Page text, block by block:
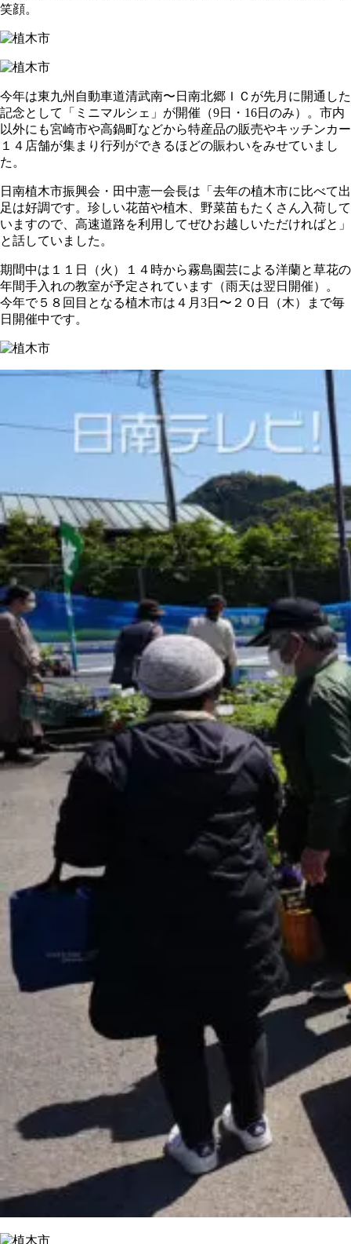
笑顔。
今年は東九州自動車道清武南〜日南北郷ＩＣが先月に開通した
記念として「ミニマルシェ」が開催（9日・16日のみ）。市内
以外にも宮崎市や高鍋町などから特産品の販売やキッチンカー
１４店舗が集まり行列ができるほどの賑わいをみせていまし
た。
日南植木市振興会・田中憲一会長は「去年の植木市に比べて出
足は好調です。珍しい花苗や植木、野菜苗もたくさん入荷して
いますので、高速道路を利用してぜひお越しいただければと」
と話していました。
期間中は１１日（火）１４時から霧島園芸による洋蘭と草花の
年間手入れの教室が予定されています（雨天は翌日開催）。
今年で５８回目となる植木市は４月3日〜２０日（木）まで毎
日開催中です。